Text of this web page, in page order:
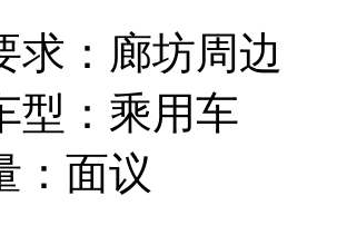
求： 廊坊周边
型： 乘用车
面议